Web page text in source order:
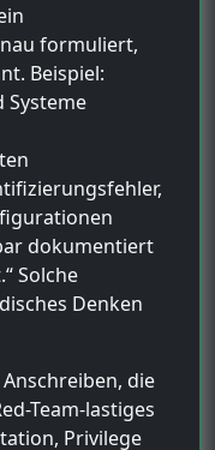
formuliert,
Beispiel:
Systeme
dokumentiert
Solche
Denken
die
Team-lastiges
Privilege